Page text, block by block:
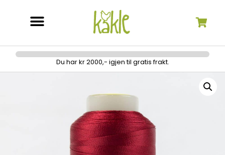
Du har kr 2000,- igjen til gratis frakt.